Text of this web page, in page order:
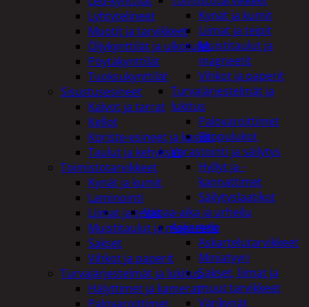
Kynät ja kumit
Liimat ja teipit
Muistitaulut ja
magneetit
Vihkot ja paperit
Turvajärjestelmät ja
lukitus
Palovaroittimet
Riippulukot
Varastointi ja säilytys
Hyllyt ja -
kannattimet
Säilytyslaatikot
Vapaa-aika ja urheilu
Askartelu
Askartelutarvikkeet
Miniatyyri
Sakset, liimat ja
muut tarvikkeet
Värikynät
Lyhtytelineet
Muotit ja tarvikkeet
Öljykynttilät ja ulkotulet
Pöytäkynttilät
Tuoksukynttilät
Sisustusesineet
Kalvot ja tarrat
Kellot
Koriste-esineet ja kasvit
Taulut ja kehykset
Toimistotarvikkeet
Kynät ja kumit
Laminointi
Liimat ja teipit
Muistitaulut ja magneetit
Sakset
Vihkot ja paperit
Turvajärjestelmät ja lukitus
Hälyttimet ja kamerat
Palovaroittimet